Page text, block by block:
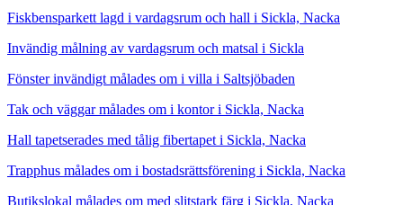
Fiskbensparkett lagd i vardagsrum och hall i Sickla, Nacka
Invändig målning av vardagsrum och matsal i Sickla
Fönster invändigt målades om i villa i Saltsjöbaden
Tak och väggar målades om i kontor i Sickla, Nacka
Hall tapetserades med tålig fibertapet i Sickla, Nacka
Trapphus målades om i bostadsrättsförening i Sickla, Nacka
Butikslokal målades om med slitstark färg i Sickla, Nacka